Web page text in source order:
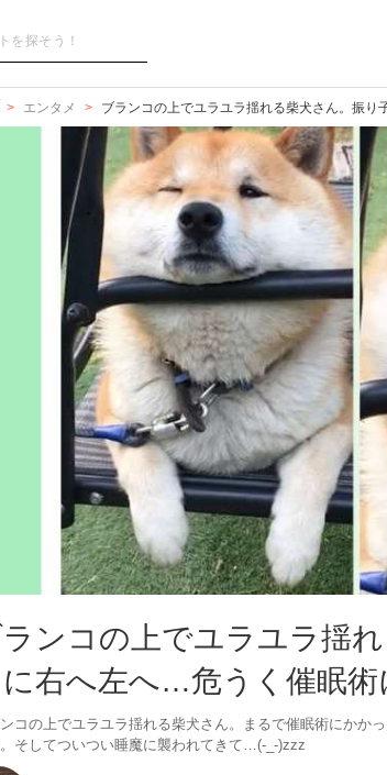
エンタメ ブランコの上でユラユラ揺れる柴犬さん。振
ンコの上でユラユラ揺
に右へ左へ…危うく催眠術
コの上でユラユラ揺れる柴犬さん。まるで催眠術にかか
そしてついつい睡魔に襲われてきて…(-_-)zzz